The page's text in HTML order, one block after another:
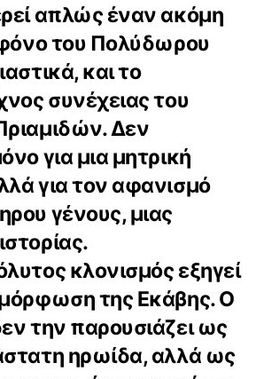
απλώς έναν ακόμη
φόνο του Πολύδωρου
και το
συνέχειας του
Δεν
για μια μητρική
για τον αφανισμό
γένους, μιας
κλονισμός εξηγεί
της Εκάβης. Ο
την παρουσιάζει ως
ηρωίδα, αλλά ως